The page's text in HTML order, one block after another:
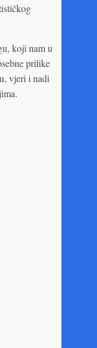
koji nam u
prilike
vjeri i nadi